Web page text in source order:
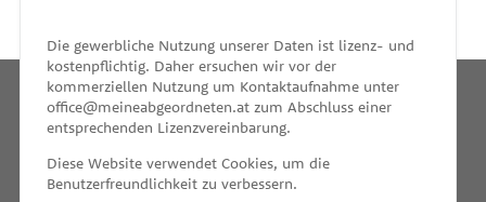
Die gewerbliche Nutzung unserer Daten ist lizenz- und
kostenpflichtig. Daher ersuchen wir vor der
kommerziellen Nutzung um Kontaktaufnahme unter
office@meineabgeordneten.at zum Abschluss einer
entsprechenden Lizenzvereinbarung.
Diese Website verwendet Cookies, um die
Benutzerfreundlichkeit zu verbessern.